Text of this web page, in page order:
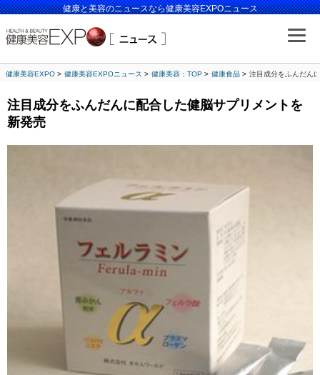
健康と美容のニュースなら健康美容EXPOニュース
健康美容EXPO 健康美容EXPOニュース 健康美容：TOP 健康食品 注目成分をふんだん
注目成分をふんだんに配合した健脳サプリメントを
新発売